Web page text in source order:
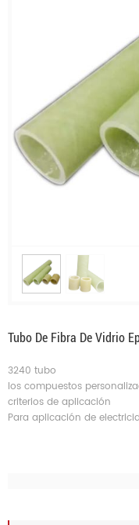
Tubo De Fibra De Vidrio
3240 tubo
los compuestos
criterios de aplicación
Para aplicación de